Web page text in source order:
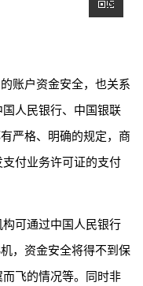
账户资金安全，也关系
人民银行、中国银联
严格、明确的规定，商
付业务许可证的支付
可通过中国人民银行
，资金安全将得不到保
飞的情况等。同时非